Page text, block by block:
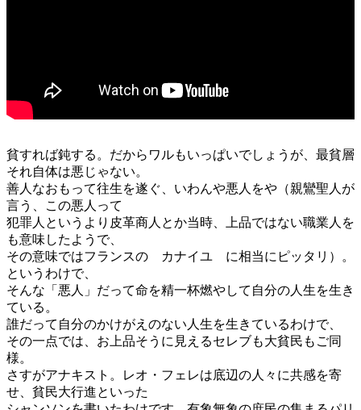
貧すれば鈍する。だからワルもいっぱいでしょうが、最貧層
それ自体は悪じゃない。
善人なおもって往生を遂ぐ、いわんや悪人をや（親鸞聖人が
言う、この悪人って
犯罪人というより皮革商人とか当時、上品ではない職業人を
も意味したようで、
その意味ではフランスの カナイユ に相当にピッタリ）。
というわけで、
そんな「悪人」だって命を精一杯燃やして自分の人生を生き
ている。
誰だって自分のかけがえのない人生を生きているわけで、
その一点では、お上品そうに見えるセレブも大貧民もご同
様。
さすがアナキスト。レオ・フェレは底辺の人々に共感を寄
せ、貧民大行進といった